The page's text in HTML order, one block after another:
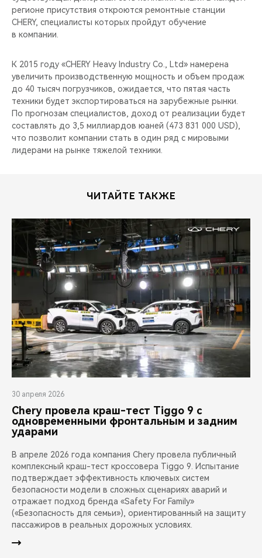
регионе присутствия откроются ремонтные станции
CHERY, специалисты которых пройдут обучение
в компании.
К 2015 году «CHERY Heavy Industry Co., Ltd» намерена
увеличить производственную мощность и объем продаж
до 40 тысяч погрузчиков, ожидается, что пятая часть
техники будет экспортироваться на зарубежные рынки.
По прогнозам специалистов, доход от реализации будет
составлять до 3,5 миллиардов юаней (473 831 000 USD),
что позволит компании стать в один ряд с мировыми
лидерами на рынке тяжелой техники.
ЧИТАЙТЕ ТАКЖЕ
30 апреля 2026
Chery провела краш-тест Tiggo 9 с
одновременными фронтальным и задним
ударами
В апреле 2026 года компания Chery провела публичный
комплексный краш-тест кроссовера Tiggo 9. Испытание
подтверждает эффективность ключевых систем
безопасности модели в сложных сценариях аварий и
отражает подход бренда «Safety For Family»
(«Безопасность для семьи»), ориентированный на защиту
пассажиров в реальных дорожных условиях.